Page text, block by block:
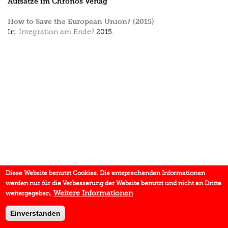
How to Save the European Union? (2015)
In: Integration am Ende? 2015.
Diese Website benutzt Cookies. Die entsprechenden Informationen
werden nur für die Verbesserung der Website benutzt und nicht an Dritte
weitergegeben. Weitere Informationen
Einverstanden